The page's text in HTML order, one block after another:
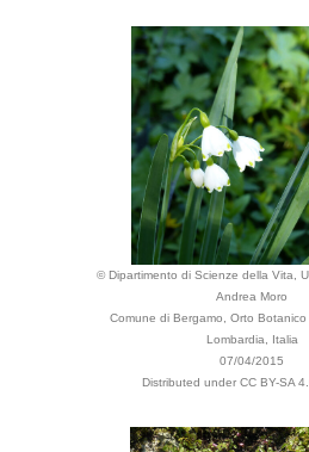
© Dipartimento di Scienze della Vita,
Andrea Moro
Comune di Bergamo, Orto Botanico
Lombardia, Italia
07/04/2015
Distributed under CC BY-SA